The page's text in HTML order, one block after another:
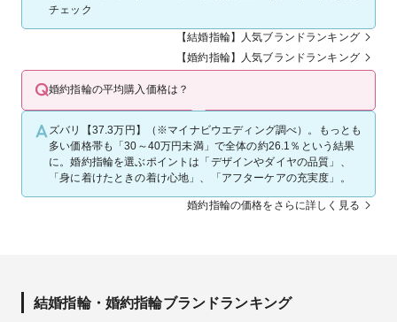
チェック
【結婚指輪】人気ブランドランキング
【婚約指輪】人気ブランドランキング
婚約指輪の平均購入価格は？
ズバリ【37.3万円】（※マイナビウエディング調べ）。もっとも
多い価格帯も「30～40万円未満」で全体の約26.1％という結果
に。婚約指輪を選ぶポイントは「デザインやダイヤの品質」、
「身に着けたときの着け心地」、「アフターケアの充実度」。
婚約指輪の価格をさらに詳しく見る
結婚指輪・婚約指輪ブランドランキング